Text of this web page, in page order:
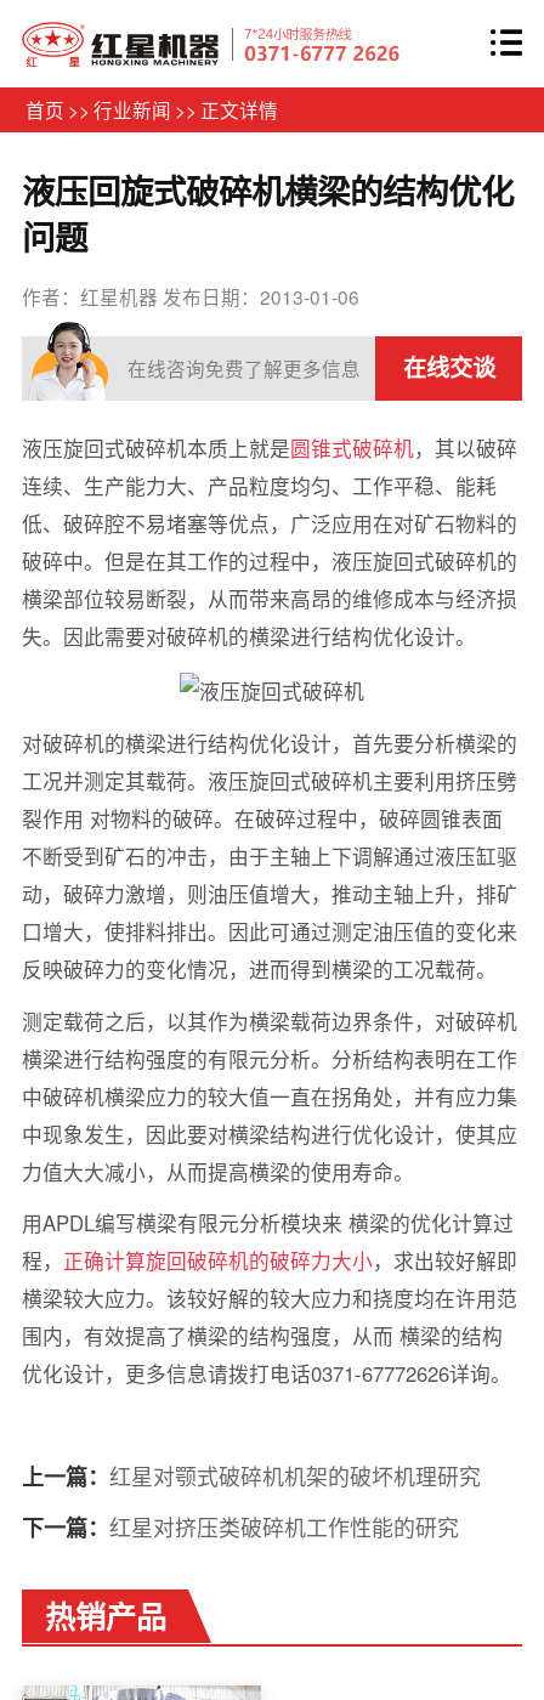
首页 >> 行业新闻 >> 正文详情
液压回旋式破碎机横梁的结构优化
问题
作者：红星机器 发布日期：2013-01-06
在线咨询免费了解更多信息 在线交谈
液压旋回式破碎机本质上就是圆锥式破碎机，其以破碎
连续、生产能力大、产品粒度均匀、工作平稳、能耗
低、破碎腔不易堵塞等优点，广泛应用在对矿石物料的
破碎中。但是在其工作的过程中，液压旋回式破碎机的
横梁部位较易断裂，从而带来高昂的维修成本与经济损
失。因此需要对破碎机的横梁进行结构优化设计。
对破碎机的横梁进行结构优化设计，首先要分析横梁的
工况并测定其载荷。液压旋回式破碎机主要利用挤压劈
裂作用 对物料的破碎。在破碎过程中，破碎圆锥表面
不断受到矿石的冲击，由于主轴上下调解通过液压缸驱
动，破碎力激增，则油压值增大，推动主轴上升，排矿
口增大，使排料排出。因此可通过测定油压值的变化来
反映破碎力的变化情况，进而得到横梁的工况载荷。
测定载荷之后，以其作为横梁载荷边界条件，对破碎机
横梁进行结构强度的有限元分析。分析结构表明在工作
中破碎机横梁应力的较大值一直在拐角处，并有应力集
中现象发生，因此要对横梁结构进行优化设计，使其应
力值大大减小，从而提高横梁的使用寿命。
用APDL编写横梁有限元分析模块来 横梁的优化计算过
程， 正确计算旋回破碎机的破碎力大小，求出较好解即
横梁较大应力。该较好解的较大应力和挠度均在许用范
围内，有效提高了横梁的结构强度，从而 横梁的结构
优化设计，更多信息请拨打电话0371-67772626详询。
上一篇： 红星对颚式破碎机机架的破坏机理研究
下一篇： 红星对挤压类破碎机工作性能的研究
热销产品